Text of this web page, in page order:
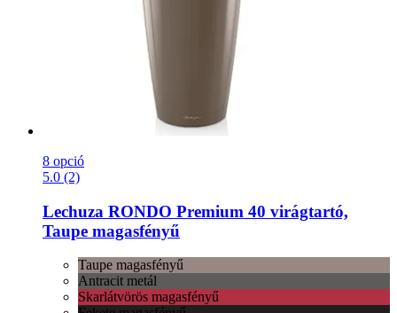
8 opció
5.0 (2)
Lechuza RONDO Premium 40 virágtartó,
Taupe magasfényű
Taupe magasfényű
Antracit metál
Skarlátvörös magasfényű